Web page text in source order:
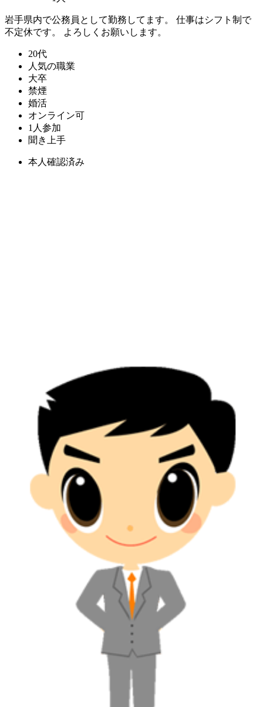
岩手県内で公務員として勤務してます。 仕事はシフト制で
不定休です。 よろしくお願いします。
20代
人気の職業
大卒
禁煙
婚活
オンライン可
1人参加
聞き上手
本人確認済み